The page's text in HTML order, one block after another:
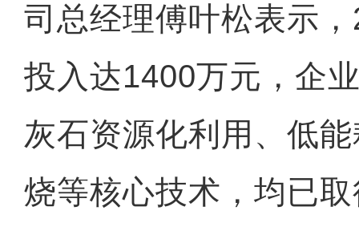
司总经理傅叶松表示
投入达1400万元，企
灰石资源化利用、低
烧等核心技术，均已